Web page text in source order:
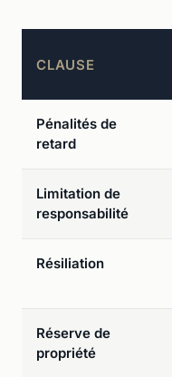
CLAUSE
Pénalités de
retard
Limitation de
responsabilité
Résiliation
Réserve de
propriété